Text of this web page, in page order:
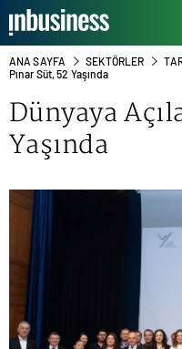
ANA SAYFA SEKTÖRLER
Pınar Süt, 52 Yaşında
Dünyaya
Yaşında